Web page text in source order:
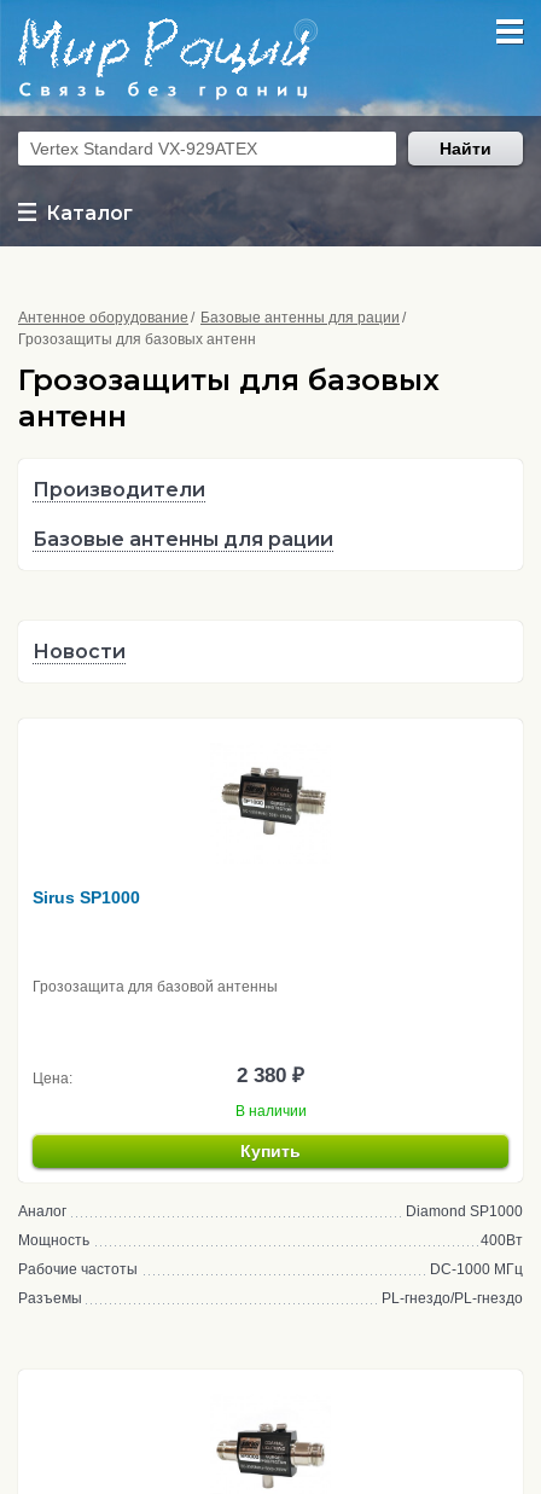
Каталог
Найти
Антенное оборудование
Базовые антенны для рации
Грозозащиты для базовых антенн
Грозозащиты для базовых
антенн
Производители
Базовые антенны для рации
Новости
Sirus SP1000
Грозозащита для базовой антенны
Цена: 2 380 ₽
В наличии
Купить
Аналог
Diamond SP1000
Мощность
400Вт
Рабочие частоты
DC-1000 МГц
Разъемы
PL-гнездо/PL-гнездо